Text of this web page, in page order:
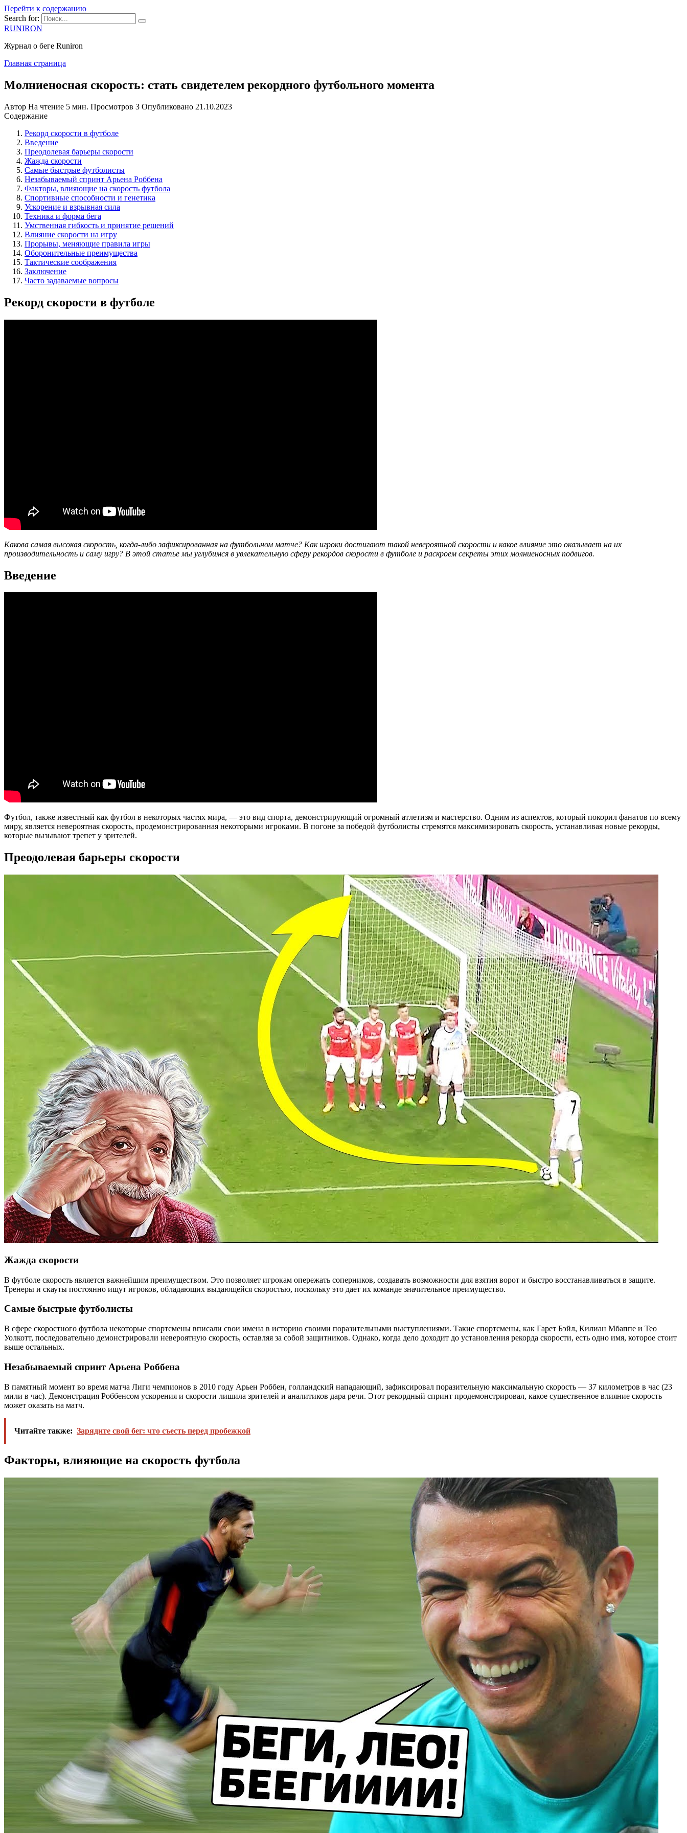
Перейти к содержанию
Search for:
RUNIRON
Журнал о беге Runiron
Главная страница
Молниеносная скорость: стать свидетелем рекордного футбольного момента
Автор На чтение 5 мин. Просмотров 3 Опубликовано 21.10.2023
Содержание
Рекорд скорости в футболе
Введение
Преодолевая барьеры скорости
Жажда скорости
Самые быстрые футболисты
Незабываемый спринт Арьена Роббена
Факторы, влияющие на скорость футбола
Спортивные способности и генетика
Ускорение и взрывная сила
Техника и форма бега
Умственная гибкость и принятие решений
Влияние скорости на игру
Прорывы, меняющие правила игры
Оборонительные преимущества
Тактические соображения
Заключение
Часто задаваемые вопросы
Рекорд скорости в футболе
Какова самая высокая скорость, когда-либо зафиксированная на футбольном матче? Как игроки достигают такой невероятной скорости и какое влияние это оказывает на их
производительность и саму игру? В этой статье мы углубимся в увлекательную сферу рекордов скорости в футболе и раскроем секреты этих молниеносных подвигов.
Введение
Футбол, также известный как футбол в некоторых частях мира, — это вид спорта, демонстрирующий огромный атлетизм и мастерство. Одним из аспектов, который покорил фанатов по всему
миру, является невероятная скорость, продемонстрированная некоторыми игроками. В погоне за победой футболисты стремятся максимизировать скорость, устанавливая новые рекорды,
которые вызывают трепет у зрителей.
Преодолевая барьеры скорости
Жажда скорости
В футболе скорость является важнейшим преимуществом. Это позволяет игрокам опережать соперников, создавать возможности для взятия ворот и быстро восстанавливаться в защите.
Тренеры и скауты постоянно ищут игроков, обладающих выдающейся скоростью, поскольку это дает их команде значительное преимущество.
Самые быстрые футболисты
В сфере скоростного футбола некоторые спортсмены вписали свои имена в историю своими поразительными выступлениями. Такие спортсмены, как Гарет Бэйл, Килиан Мбаппе и Тео
Уолкотт, последовательно демонстрировали невероятную скорость, оставляя за собой защитников. Однако, когда дело доходит до установления рекорда скорости, есть одно имя, которое стоит
выше остальных.
Незабываемый спринт Арьена Роббена
В памятный момент во время матча Лиги чемпионов в 2010 году Арьен Роббен, голландский нападающий, зафиксировал поразительную максимальную скорость — 37 километров в час (23
мили в час). Демонстрация Роббенсом ускорения и скорости лишила зрителей и аналитиков дара речи. Этот рекордный спринт продемонстрировал, какое существенное влияние скорость
может оказать на матч.
Читайте также: Зарядите свой бег: что съесть перед пробежкой
Факторы, влияющие на скорость футбола